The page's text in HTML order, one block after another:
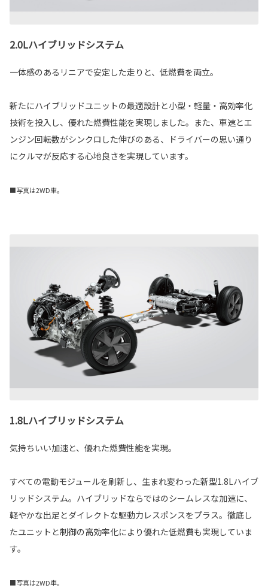
2.0Lハイブリッドシステム
一体感のあるリニアで安定した走りと、低燃費を両立。
新たにハイブリッドユニットの最適設計と小型・軽量・高効率化
技術を投入し、優れた燃費性能を実現しました。また、車速とエ
ンジン回転数がシンクロした伸びのある、ドライバーの思い通り
にクルマが反応する心地良さを実現しています。
■写真は2WD車。
1.8Lハイブリッドシステム
気持ちいい加速と、優れた燃費性能を実現。
すべての電動モジュールを刷新し、生まれ変わった新型1.8Lハイブ
リッドシステム。ハイブリッドならではのシームレスな加速に、
軽やかな出足とダイレクトな駆動力レスポンスをプラス。徹底し
たユニットと制御の高効率化により優れた低燃費も実現していま
す。
■写真は2WD車。